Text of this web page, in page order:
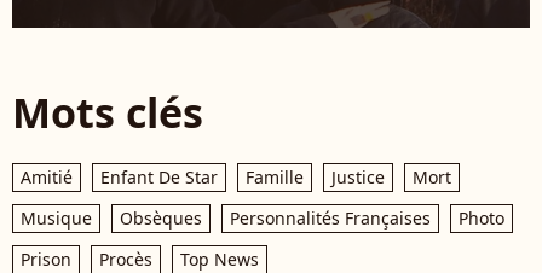
Mots clés
Amitié Enfant De Star Famille Justice
Mort
Musique
Obsèques Personnalités Françaises
Photo
Prison
Procès Top News